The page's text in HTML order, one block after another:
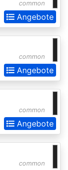
common
Angebote
common
Angebote
common
Angebote
common